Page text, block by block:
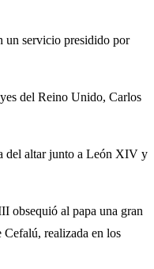
un servicio presidido por
del Reino Unido, Carlos
del altar junto a León XIV y
obsequió al papa una gran
Cefalú, realizada en los